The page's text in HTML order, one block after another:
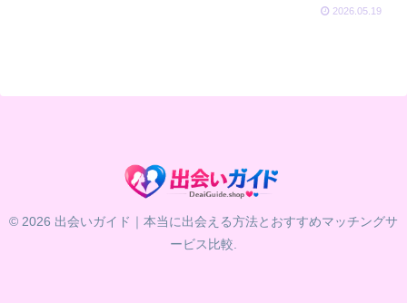
2026.05.19
© 2026 出会いガイド｜本当に出会える方法とおすすめマッチングサ
ービス比較.